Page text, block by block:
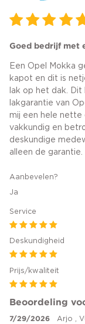
Goed bedrijf met
Een Opel Mokka
kapot en dit is
lak op het dak.
lakgarantie van
mij een hele nette
vakkundig en
deskundige
alleen de
Aanbevelen?
Ja
Service
Deskundigheid
Prijs/kwaliteit
Beoordeling
7/29/2026 Arjo ,